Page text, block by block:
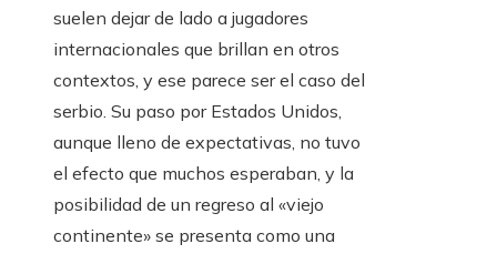
suelen dejar de lado a jugadores
internacionales que brillan en otros
contextos, y ese parece ser el caso del
serbio. Su paso por Estados Unidos,
aunque lleno de expectativas, no tuvo
el efecto que muchos esperaban, y la
posibilidad de un regreso al «viejo
continente» se presenta como una